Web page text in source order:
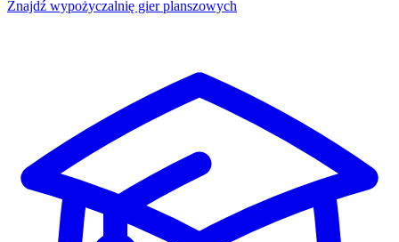
Znajdź wypożyczalnię gier planszowych